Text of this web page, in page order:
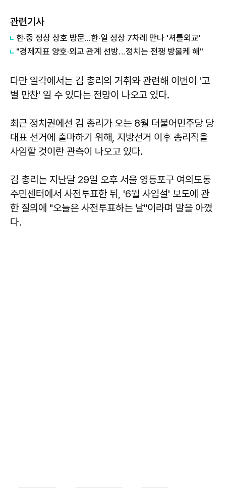
관련기사
한·중 정상 상호 방문...한·일 정상 7차례 만나 '셔틀외교'
"경제지표 양호·외교 관계 선방…정치는 전쟁 방불케 해"
다만 일각에서는 김 총리의 거취와 관련해 이번이 '고
별 만찬' 일 수 있다는 전망이 나오고 있다.
최근 정치권에선 김 총리가 오는 8월 더불어민주당 당
대표 선거에 출마하기 위해, 지방선거 이후 총리직을
사임할 것이란 관측이 나오고 있다.
김 총리는 지난달 29일 오후 서울 영등포구 여의도동
주민센터에서 사전투표한 뒤, '6월 사임설' 보도에 관
한 질의에 "오늘은 사전투표하는 날"이라며 말을 아꼈
다．